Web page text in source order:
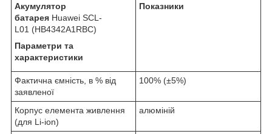
Акумулятор
батарея Huawei SCL-
L01 (HB4342A1RBC)
Параметри та
характеристики
Показники
Фактична ємність, в % від
заявленої
100% (±5%)
Корпус елемента живлення
(для Li-ion)
алюміній